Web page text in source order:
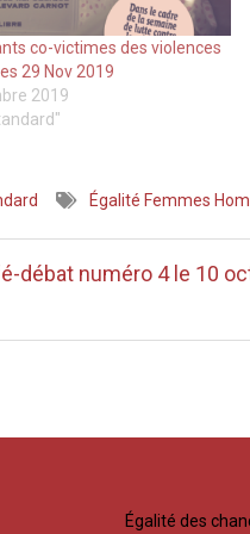
co-victimes des violences
29 Nov 2019
2019
Égalité Femmes
débat numéro 4 le 10
Égalité des